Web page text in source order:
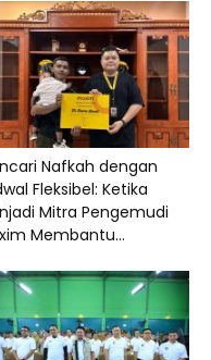
Nafkah dengan
Fleksibel: Ketika
Mitra Pengemudi
Membantu...